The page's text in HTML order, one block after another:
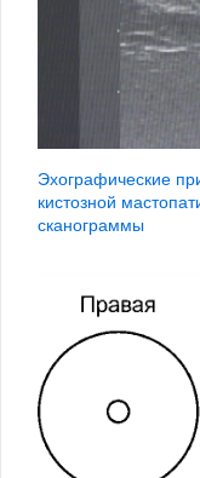
Эхографические
кистозной
сканограммы